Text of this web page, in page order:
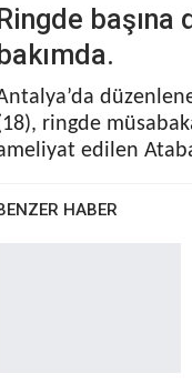
Ringde
bakımda.
ringde
edilen
HABER